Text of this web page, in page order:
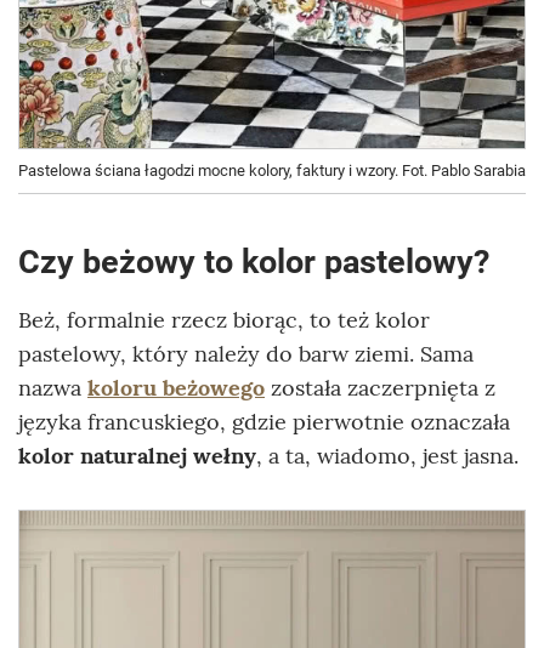
Pastelowa ściana łagodzi mocne kolory, faktury i wzory. Fot. Pablo Sarabia
Czy beżowy to kolor pastelowy?
Beż, formalnie rzecz biorąc, to też kolor
pastelowy, który należy do barw ziemi. Sama
nazwa koloru beżowego została zaczerpnięta z
języka francuskiego, gdzie pierwotnie oznaczała
kolor naturalnej wełny, a ta, wiadomo, jest jasna.